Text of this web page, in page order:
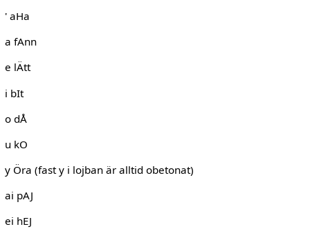
' aHa
a fAnn
e lÄtt
i bIt
o dÅ
u kO
y Öra (fast y i lojban är alltid obetonat)
ai pAJ
ei hEJ